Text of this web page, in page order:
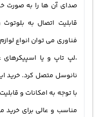
صدای آن ها را به صورت
قابلیت اتصال به
فناوری می توان انواع
،لپ تاپ و یا اسپیکرهای
با توجه به امکانات و
مناسب و عالی برای